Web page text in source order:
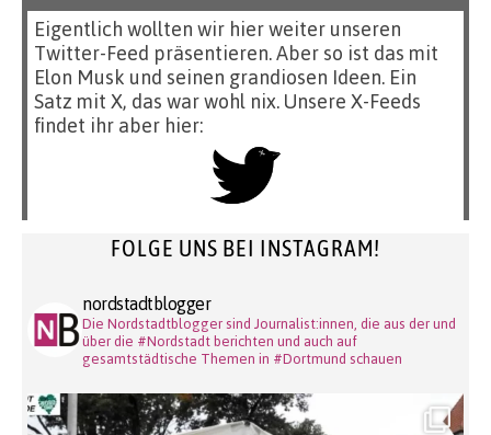
Eigentlich wollten wir hier weiter unseren
Twitter-Feed präsentieren. Aber so ist das mit
Elon Musk und seinen grandiosen Ideen. Ein
Satz mit X, das war wohl nix. Unsere X-Feeds
findet ihr aber hier:
FOLGE UNS BEI INSTAGRAM!
nordstadtblogger
Die Nordstadtblogger sind Journalist:innen, die aus der und
über die #Nordstadt berichten und auch auf
gesamtstädtische Themen in #Dortmund schauen